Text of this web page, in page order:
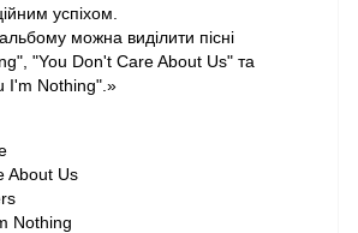
успіхом.
можна виділити пісні
"You Don't Care About Us" та
I'm Nothing".»
About Us
Nothing